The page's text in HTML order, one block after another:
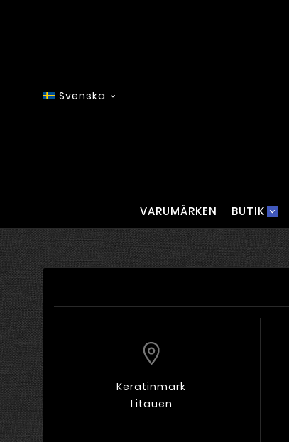
Svenska 
VARUMÄRKEN BUTIK
Keratinmark
Litauen